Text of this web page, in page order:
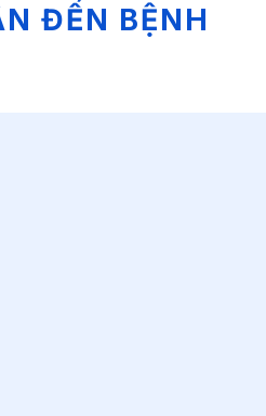
ĐẾN BỆNH